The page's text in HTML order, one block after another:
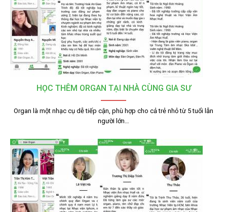
HỌC THÊM ORGAN TẠI NHÀ CÙNG GIA SƯ
Organ là một nhạc cụ dễ tiếp cận, phù hợp cho cả trẻ nhỏ từ 5 tuổi lẫn
người lớn…